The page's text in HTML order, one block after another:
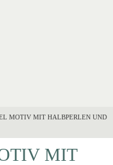
MOTIV MIT HALBPERLEN UND
MIT